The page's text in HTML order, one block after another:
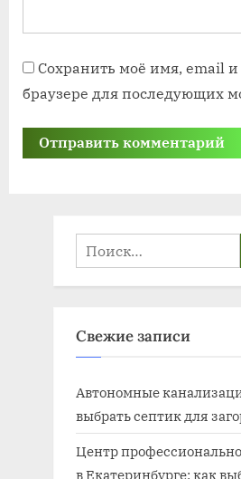
Сохранить моё имя, email и
браузере для последующих
Найти:
Свежие записи
Автономные
выбрать септик для
Центр
в Екатеринбурге: как